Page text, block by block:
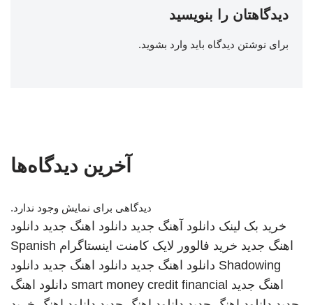
دیدگاهتان را بنویسید
برای نوشتن دیدگاه باید وارد بشوید.
آخرین دیدگاه‌ها
دیدگاهی برای نمایش وجود ندارد.
خرید بک لینک دانلود آهنگ جدید دانلود اهنگ جدید دانلود
اهنگ جدید خرید فالوور لایک کامنت اینستاگرام Spanish
Shadowing دانلود اهنگ جدید دانلود اهنگ جدید دانلود
اهنگ جدید smart money credit financial دانلود اهنگ